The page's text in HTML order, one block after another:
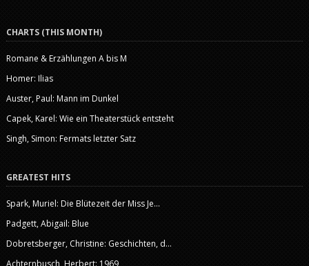
CHARTS (THIS MONTH)
Romane & Erzählungen A bis M
Homer: Ilias
Auster, Paul: Mann im Dunkel
Capek, Karel: Wie ein Theaterstück entsteht
Singh, Simon: Fermats letzter Satz
GREATEST HITS
Spark, Muriel: Die Blütezeit der Miss Je...
Padgett, Abigail: Blue
Dobretsberger, Christine: Geschichten, d...
Achternbusch, Herbert: 1969